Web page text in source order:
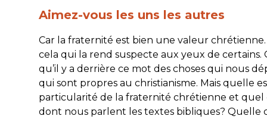
Aimez-vous les uns les autres
Car la fraternité est bien une valeur chrétienne.
cela qui la rend suspecte aux yeux de certains.
qu’il y a derrière ce mot des choses qui nous
qui sont propres au christianisme. Mais quelle
particularité de la fraternité chrétienne et quel
dont nous parlent les textes bibliques? Quelle